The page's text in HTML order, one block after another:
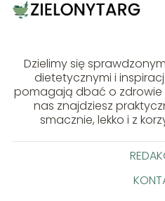
Dzielimy się
dietetycznymi i
pomagają dbać o zdrowie
nas znajdziesz
smacznie, lekko i z